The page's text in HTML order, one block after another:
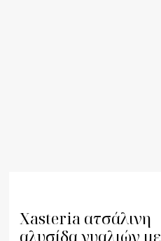
Xasteria ατσάλινη
αλυσίδα γυαλιών με